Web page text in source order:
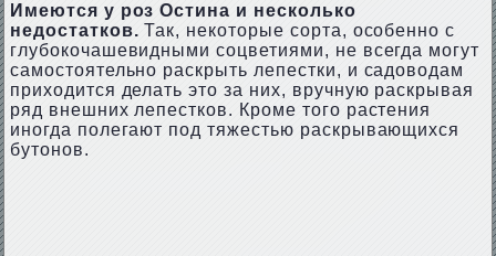
Имеются у роз Остина и несколько
недостатков. Так, некоторые сорта, особенно с
глубокочашевидными соцветиями, не всегда могут
самостоятельно раскрыть лепестки, и садоводам
приходится делать это за них, вручную раскрывая
ряд внешних лепестков. Кроме того растения
иногда полегают под тяжестью раскрывающихся
бутонов.